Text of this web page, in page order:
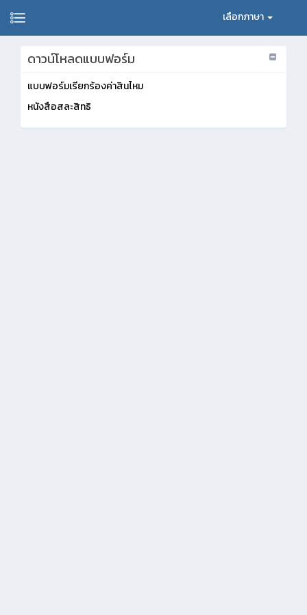
เลือกภาษา
ดาวน์โหลดแบบฟอร์ม
แบบฟอร์มเรียกร้องค่าสินไหม
หนังสือสละสิทธิ